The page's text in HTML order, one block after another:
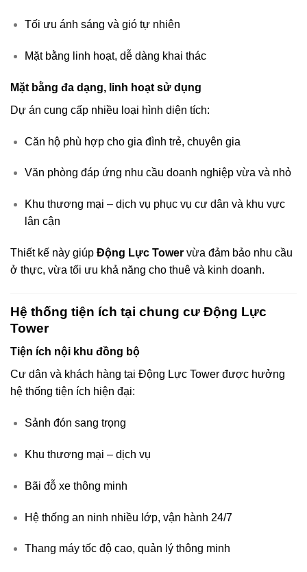
Tối ưu ánh sáng và gió tự nhiên
Mặt bằng linh hoạt, dễ dàng khai thác
Mặt bằng đa dạng, linh hoạt sử dụng
Dự án cung cấp nhiều loại hình diện tích:
Căn hộ phù hợp cho gia đình trẻ, chuyên gia
Văn phòng đáp ứng nhu cầu doanh nghiệp vừa và nhỏ
Khu thương mại – dịch vụ phục vụ cư dân và khu vực
lân cận
Thiết kế này giúp Động Lực Tower vừa đảm bảo nhu cầu
ở thực, vừa tối ưu khả năng cho thuê và kinh doanh.
Hệ thống tiện ích tại chung cư Động Lực
Tower
Tiện ích nội khu đồng bộ
Cư dân và khách hàng tại Động Lực Tower được hưởng
hệ thống tiện ích hiện đại:
Sảnh đón sang trọng
Khu thương mại – dịch vụ
Bãi đỗ xe thông minh
Hệ thống an ninh nhiều lớp, vận hành 24/7
Thang máy tốc độ cao, quản lý thông minh